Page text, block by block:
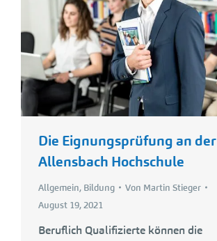
Die Eignungsprüfung an der
Allensbach Hochschule
Allgemein, Bildung Von Martin Stieger
August 19, 2021
Beruflich Qualifizierte können die